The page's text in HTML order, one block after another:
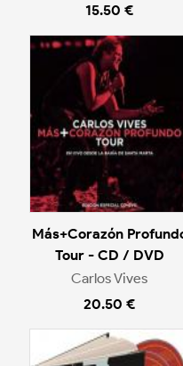
15.50 €
Más+Corazón
Tour - CD / DVD
Carlos Vives
20.50 €